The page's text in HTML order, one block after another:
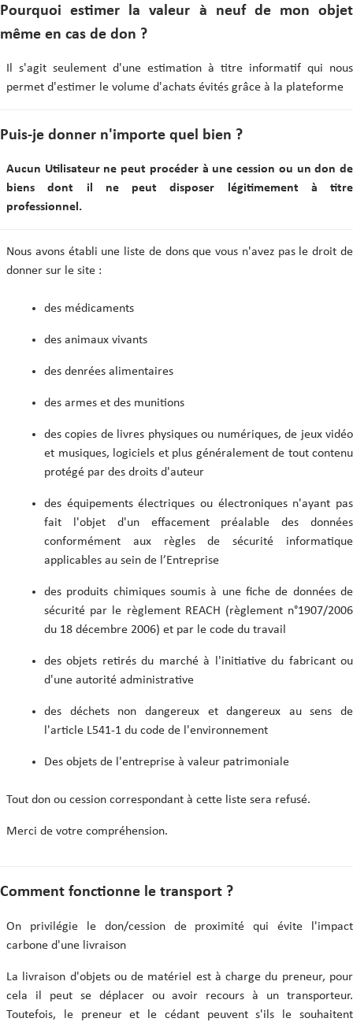
Pourquoi estimer la valeur à neuf de mon objet
même en cas de don ?
Il s'agit seulement d'une estimation à titre informatif qui nous
permet d'estimer le volume d'achats évités grâce à la plateforme
Puis-je donner n'importe quel bien ?
Aucun Utilisateur ne peut procéder à une cession ou un don de
biens dont il ne peut disposer légitimement à titre
professionnel.
Nous avons établi une liste de dons que vous n'avez pas le droit de
donner sur le site :
des médicaments
des animaux vivants
des denrées alimentaires
des armes et des munitions
des copies de livres physiques ou numériques, de jeux vidéo
et musiques, logiciels et plus généralement de tout contenu
protégé par des droits d'auteur
des équipements électriques ou électroniques n'ayant pas
fait l'objet d'un effacement préalable des données
conformément aux règles de sécurité informatique
applicables au sein de l’Entreprise
des produits chimiques soumis à une fiche de données de
sécurité par le règlement REACH (règlement n°1907/2006
du 18 décembre 2006) et par le code du travail
des objets retirés du marché à l'initiative du fabricant ou
d'une autorité administrative
des déchets non dangereux et dangereux au sens de
l'article L541-1 du code de l'environnement
Des objets de l'entreprise à valeur patrimoniale
Tout don ou cession correspondant à cette liste sera refusé.
Merci de votre compréhension.
Comment fonctionne le transport ?
On privilégie le don/cession de proximité qui évite l'impact
carbone d'une livraison
La livraison d'objets ou de matériel est à charge du preneur, pour
cela il peut se déplacer ou avoir recours à un transporteur.
Toutefois, le preneur et le cédant peuvent s'ils le souhaitent